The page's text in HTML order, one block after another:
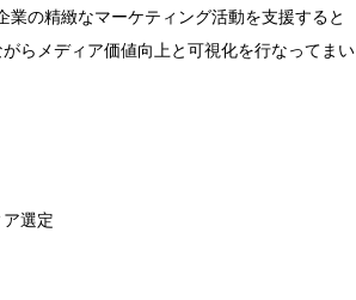
の精緻なマーケティング活動を支援すると
らメディア価値向上と可視化を行なってまい
選定